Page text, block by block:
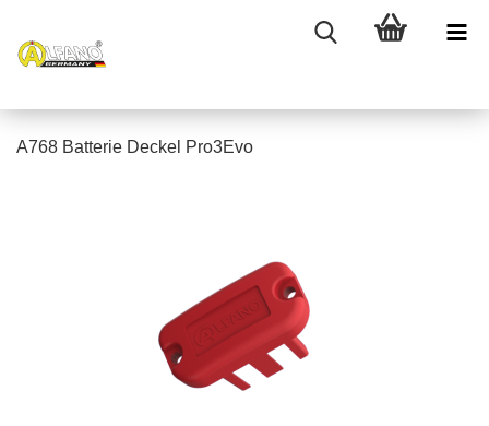
A768 Batterie Deckel Pro3Evo